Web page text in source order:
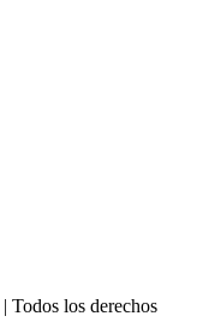
|Todos los derechos